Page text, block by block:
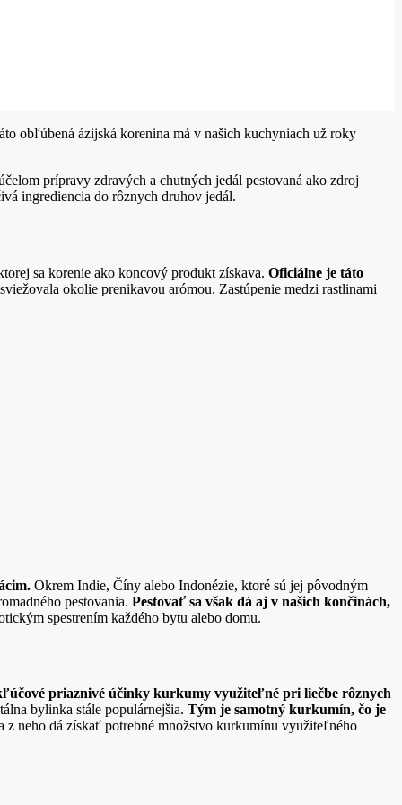
obľúbená ázijská korenina má v našich kuchyniach už roky
prípravy zdravých a chutných jedál pestovaná ako zdroj
ingrediencia do rôznych druhov jedál.
sa korenie ako koncový produkt získava. Oficiálne je táto
okolie prenikavou arómou. Zastúpenie medzi rastlinami
Okrem Indie, Číny alebo Indonézie, ktoré sú jej pôvodným
pestovania. Pestovať sa však dá aj v našich končinách,
spestrením každého bytu alebo domu.
priaznivé účinky kurkumy využiteľné pri liečbe rôznych
bylinka stále populárnejšia. Tým je samotný kurkumín, čo je
neho dá získať potrebné množstvo kurkumínu využiteľného